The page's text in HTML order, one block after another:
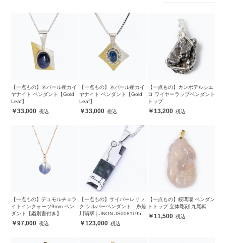
【一点もの】ネパール産カイ
ヤナイト ペンダント【Gold
Leaf】
33,000
【一点もの】ネパール産カイ
ヤナイト ペンダント【Gold
Leaf】
33,000
【一点もの】カンポデルシエ
ロ ワイヤーラップペンダント
トップ
13,200
【一点もの】デュモルチェラ
イトインクォーツ9mm ペン
ダント【鑑別書付き】
97,000
【一点もの】サイバーレリッ
ク シルバーペンダント 糸魚
川翡翠｜JNON-JS0081195
123,000
【一点もの】桜瑪瑙 ペンダン
トトップ 立体彫刻 九尾狐
11,500